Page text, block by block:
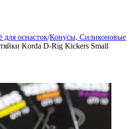
для оснасток/Конусы, Силиконовые
Korda D-Rig Kickers Small